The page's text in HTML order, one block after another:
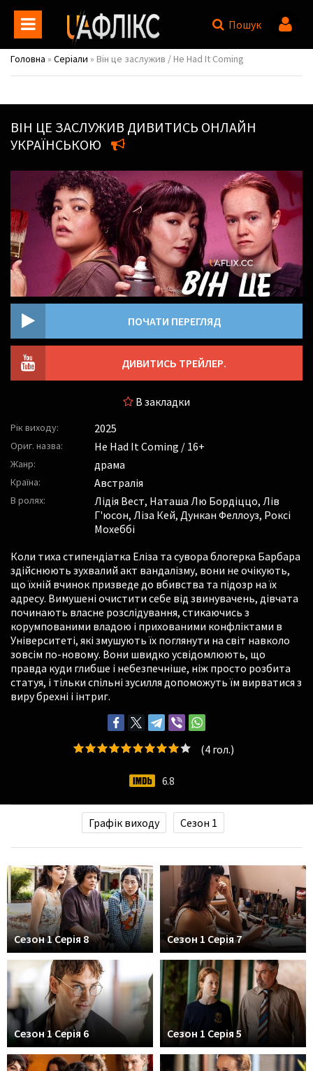
Пошук
Головна » Серіали » Він це заслужив / He Had It Coming
ВІН ЦЕ ЗАСЛУЖИВ ДИВИТИСЬ ОНЛАЙН
УКРАЇНСЬКОЮ
ПОЧАТИ ПЕРЕГЛЯД
ДИВИТИСЬ ТРЕЙЛЕР.
В закладки
Рік виходу: 2025
Ориг. назва: He Had It Coming / 16+
Жанр: драма
Країна: Австралія
В ролях: Лідія Вест, Наташа Лю Бордіццо, Лів
Г'юсон, Ліза Кей, Дункан Феллоуз, Роксі
Мохеббі
Коли тиха стипендіатка Еліза та сувора блогерка Барбара
здійснюють зухвалий акт вандалізму, вони не очікують,
що їхній вчинок призведе до вбивства та підозр на їх
адресу. Вимушені очистити себе від звинувачень, дівчата
починають власне розслідування, стикаючись з
корумпованими владою і прихованими конфліктами в
Університеті, які змушують їх поглянути на світ навколо
зовсім по-новому. Вони швидко усвідомлюють, що
правда куди глибше і небезпечніше, ніж просто розбита
статуя, і тільки спільні зусилля допоможуть їм вирватися з
виру брехні і інтриг.
(4гол.)
6.8
Графік виходу Сезон 1
Сезон 1 Серія 8 Сезон 1 Серія 7
Сезон 1 Серія 6 Сезон 1 Серія 5